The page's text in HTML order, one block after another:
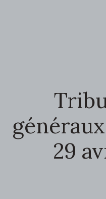
29